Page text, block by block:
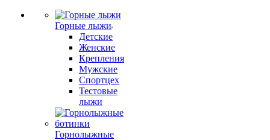
Горные лыжи
Детские
Женские
Крепления
Мужские
Спортцех
Тестовые
лыжи
Горнолыжные